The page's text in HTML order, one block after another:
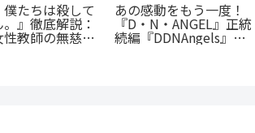
ごと応援団！？
揺られてます』
紹介！乗客と見
覚ラブコメ
『たろうのまにまに』徹
底紹介！クズなヒモ男に
沼る人続出の理由と「ま
にまに」の意味とは？